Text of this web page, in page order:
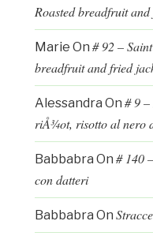
Roasted breadfruit
Marie On # 92 –
breadfruit and fried
Alessandra On # 9
riÅ¾ot, risotto al nero
Babbabra On # 140
con datteri
Babbabra On